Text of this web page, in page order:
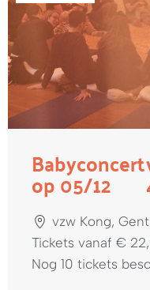
Babyconcert
op 05/12
vzw Kong,
Tickets vanaf €
Nog 10 tickets